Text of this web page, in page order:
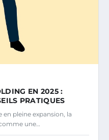
EN 2025 :
PRATIQUES
pleine expansion, la
une…